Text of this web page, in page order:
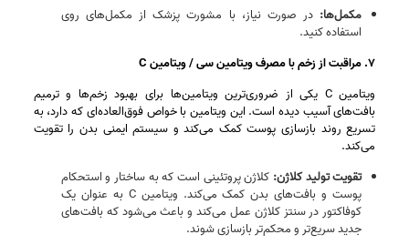
مکمل‌ها: در صورت نیاز، با مشورت پزشک از مکمل‌های روی
استفاده کنید.
۷. مراقبت از زخم با مصرف ویتامین سی / ویتامین C
ویتامین C یکی از ضروری‌ترین ویتامین‌ها برای بهبود زخم‌ها و ترمیم
بافت‌های آسیب‌ دیده است. این ویتامین با خواص فوق‌العاده‌ای که دارد، به
تسریع روند بازسازی پوست کمک می‌کند و سیستم ایمنی بدن را تقویت
می‌کند.
تقویت تولید کلاژن: کلاژن پروتئینی است که به ساختار و استحکام
پوست و بافت‌های بدن کمک می‌کند. ویتامین C به عنوان یک
کوفاکتور در سنتز کلاژن عمل می‌کند و باعث می‌شود که بافت‌های
جدید سریع‌تر و محکم‌تر بازسازی شوند.